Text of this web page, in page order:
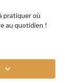
pratiquer où
au quotidien !
bien-être.